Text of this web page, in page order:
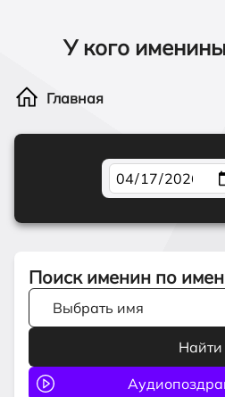
У кого именины
Поиск именин по